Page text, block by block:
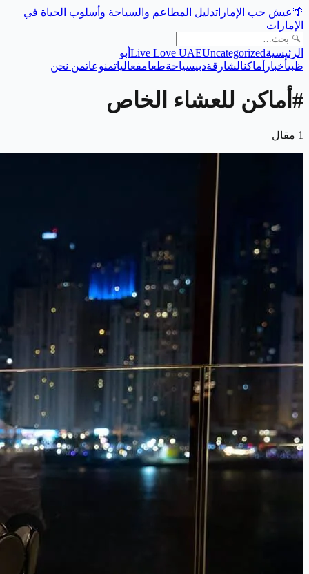
🌴عيش حب الإماراتدليل المطاعم والسياحة وأسلوب الحياة في
الإمارات
الرئيسية Live Love UAEUncategorized
أبو
ظبيأخبار أماكنالشارقةدبيسياحةطعامفعالياتمنوعاتمن نحن
# أماكن للعشاء الخاص
1 مقال